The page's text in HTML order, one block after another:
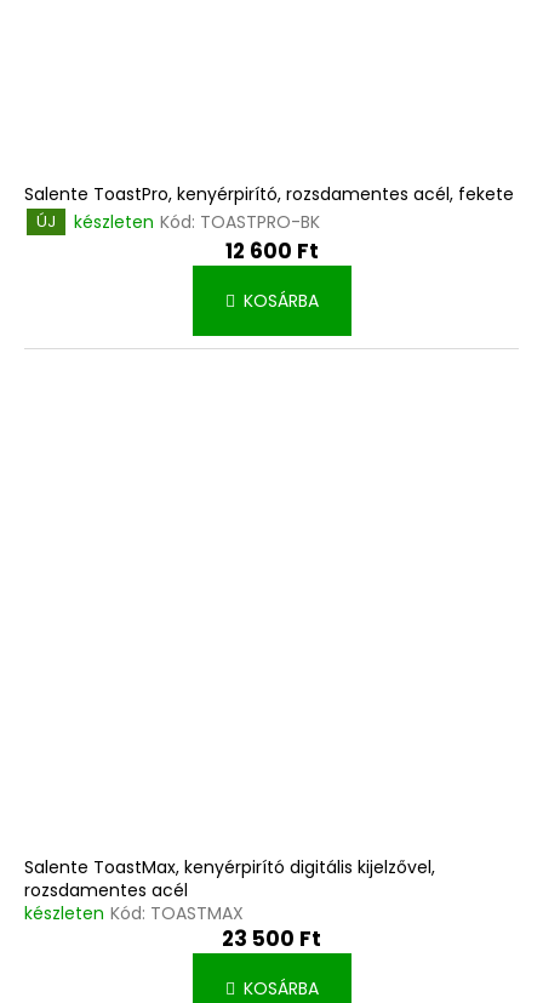
Salente ToastPro, kenyérpirító, rozsdamentes acél, fekete
ÚJ készleten Kód: TOASTPRO-BK
12 600 Ft
KOSÁRBA
Salente ToastMax, kenyérpirító digitális kijelzővel,
rozsdamentes acél
készleten Kód: TOASTMAX
23 500 Ft
KOSÁRBA